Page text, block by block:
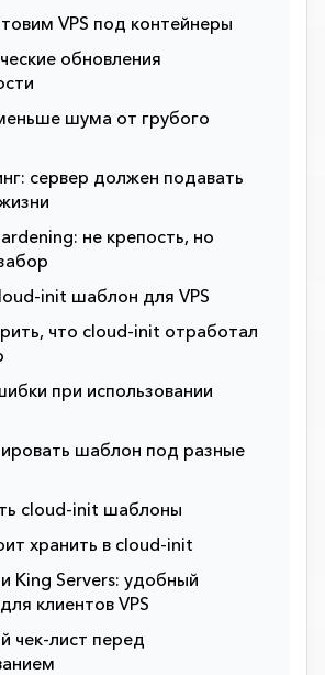
VPS под контейнеры
обновления
шума от грубого
сервер должен подавать
не крепость, но
init шаблон для VPS
что cloud-init отработал
при использовании
шаблон под разные
cloud-init шаблоны
хранить в cloud-init
King Servers: удобный
клиентов VPS
чек-лист перед